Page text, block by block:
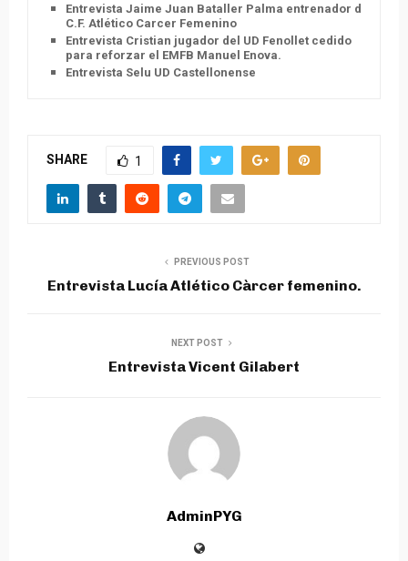
Entrevista Jaime Juan Bataller Palma entrenador del
C.F. Atlético Carcer Femenino
Entrevista Cristian jugador del UD Fenollet cedido
para reforzar el EMFB Manuel Enova.
Entrevista Selu UD Castellonense
SHARE 1
PREVIOUS POST
Entrevista Lucía Atlético Càrcer femenino.
NEXT POST
Entrevista Vicent Gilabert
AdminPYG